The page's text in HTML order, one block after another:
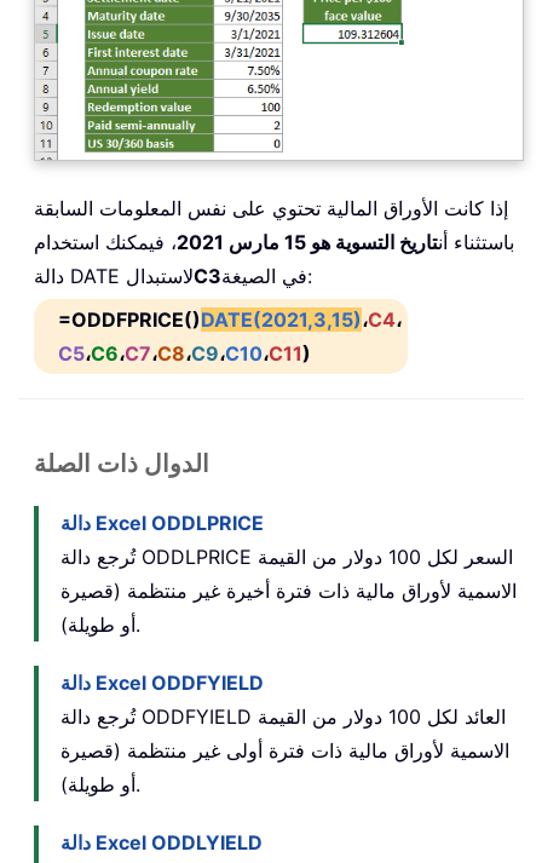
إذا كانت الأوراق المالية تحتوي على نفس المعلومات السابقة
باستثناء أنتاريخ التسوية هو 15 مارس 2021
، فيمكنك استخدام
دالة DATE لاستبدالC3
في الصيغة:
=ODDFPRICE()DATE(2021,3,15)،C4،
C5،C6،C7،C8،C9،C10،C11)
الدوال ذات الصلة
دالة Excel ODDLPRICE
تُرجع دالة ODDLPRICE السعر لكل 100 دولار من القيمة
الاسمية لأوراق مالية ذات فترة أخيرة غير منتظمة (قصيرة
أو طويلة).
دالة Excel ODDFYIELD
تُرجع دالة ODDFYIELD العائد لكل 100 دولار من القيمة
الاسمية لأوراق مالية ذات فترة أولى غير منتظمة (قصيرة
أو طويلة).
دالة Excel ODDLYIELD